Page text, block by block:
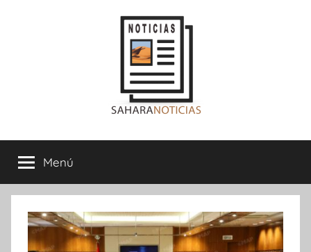
Sahara
Noticias
Menú